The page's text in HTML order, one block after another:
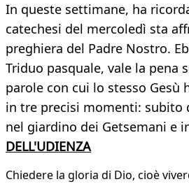
In queste settimane, ha
catechesi del mercoledì sta
preghiera del Padre Nostro.
Triduo pasquale, vale la pena
parole con cui lo stesso Gesù
in tre precisi momenti: subito
nel giardino dei Getsemani e
DELL'UDIENZA
Chiedere la gloria di Dio, cioè